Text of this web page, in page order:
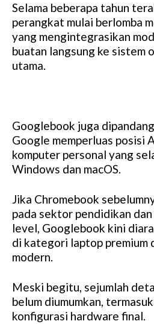
Selama beberapa tahun
perangkat mulai berlomba
yang mengintegrasikan
buatan langsung ke sistem
utama.
Googlebook juga
Google memperluas posisi
komputer personal yang
Windows dan macOS.
Jika Chromebook
pada sektor pendidikan
level, Googlebook kini
di kategori laptop premium
modern.
Meski begitu, sejumlah
belum diumumkan,
konfigurasi hardware final.